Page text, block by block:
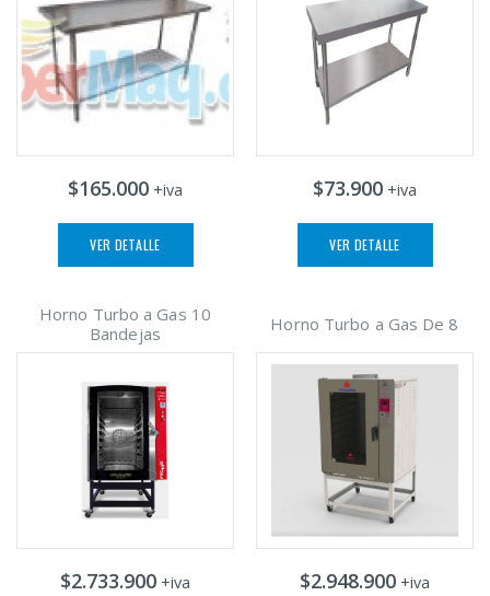
$165.000 +iva
VER DETALLE
$73.900 +iva
VER DETALLE
Horno Turbo a Gas 10
Bandejas
$2.733.900 +iva
Horno Turbo a Gas De 8
$2.948.900 +iva